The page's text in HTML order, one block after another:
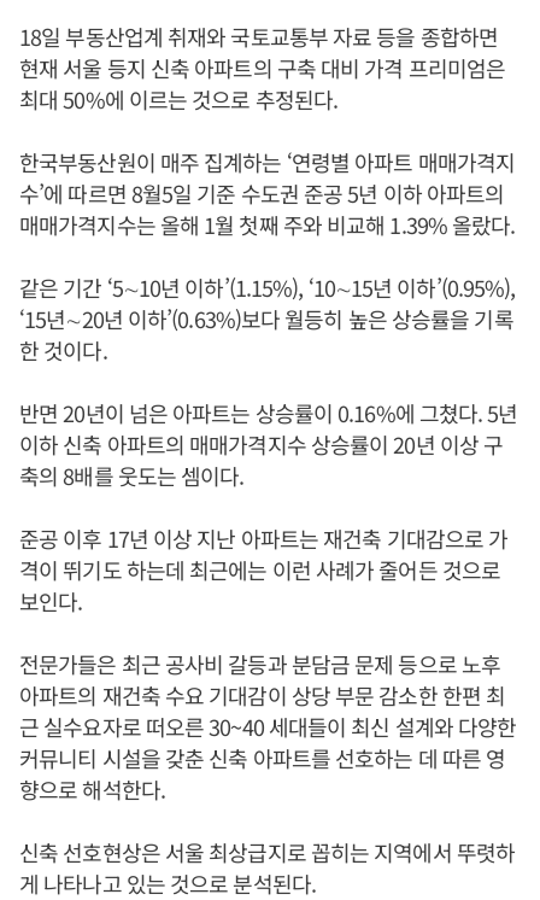
18일 부동산업계 취재와 국토교통부 자료 등을 종합하면
현재 서울 등지 신축 아파트의 구축 대비 가격 프리미엄은
최대 50%에 이르는 것으로 추정된다.
한국부동산원이 매주 집계하는 ‘연령별 아파트 매매가격지
수’에 따르면 8월5일 기준 수도권 준공 5년 이하 아파트의
매매가격지수는 올해 1월 첫째 주와 비교해 1.39% 올랐다.
같은 기간 ‘5∼10년 이하’(1.15%), ‘10∼15년 이하’(0.95%),
‘15년∼20년 이하’(0.63%)보다 월등히 높은 상승률을 기록
한 것이다.
반면 20년이 넘은 아파트는 상승률이 0.16%에 그쳤다. 5년
이하 신축 아파트의 매매가격지수 상승률이 20년 이상 구
축의 8배를 웃도는 셈이다.
준공 이후 17년 이상 지난 아파트는 재건축 기대감으로 가
격이 뛰기도 하는데 최근에는 이런 사례가 줄어든 것으로
보인다.
전문가들은 최근 공사비 갈등과 분담금 문제 등으로 노후
아파트의 재건축 수요 기대감이 상당 부문 감소한 한편 최
근 실수요자로 떠오른 30~40 세대들이 최신 설계와 다양한
커뮤니티 시설을 갖춘 신축 아파트를 선호하는 데 따른 영
향으로 해석한다.
신축 선호현상은 서울 최상급지로 꼽히는 지역에서 뚜렷하
게 나타나고 있는 것으로 분석된다.